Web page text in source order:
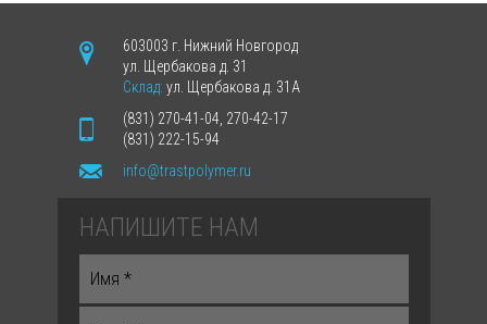
603003 г. Нижний Новгород
ул. Щербакова д. 31
Склад: ул. Щербакова д. 31А
(831) 270-41-04, 270-42-17
(831) 222-15-94
info@trastpolymer.ru
НАПИШИТЕ НАМ